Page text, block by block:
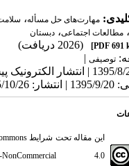
مهار‌ت‌های حل مسأله،
مطالعات اجتماعی، دبستان
(2026 دریافت)
توصیفی|
پذیرش: 1395/8/25 | انتشار
10/26
این مقاله تحت شرایط
NonCommercial 4.0